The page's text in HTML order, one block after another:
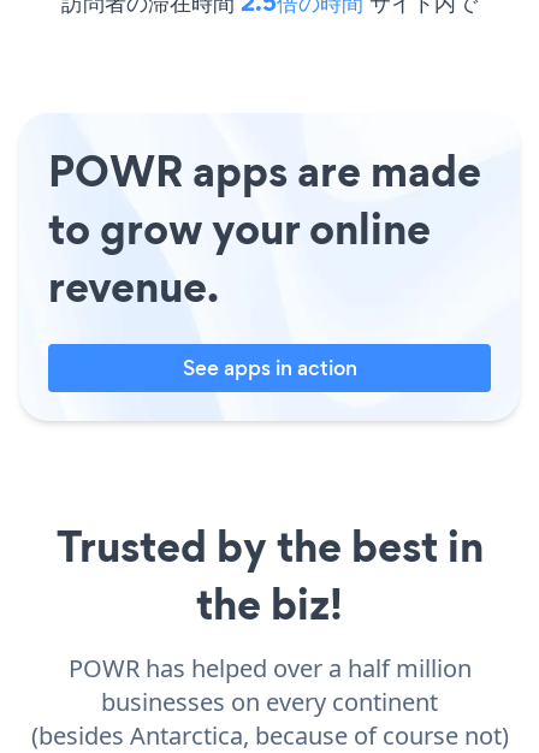
POWR apps are made
to grow your online
revenue.
See apps in action
Trusted by the best in
the biz!
POWR has helped over a half million
businesses on every continent
(besides Antarctica, because of course not)